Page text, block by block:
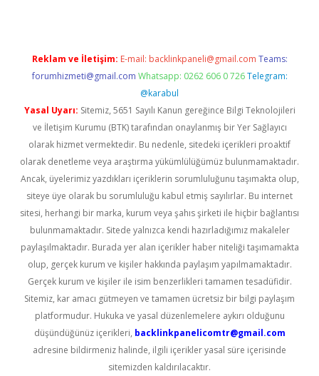
Reklam ve İletişim: E-mail: backlinkpaneli@gmail.com Teams:
forumhizmeti@gmail.com Whatsapp: 0262 606 0 726 Telegram:
@karabul
Yasal Uyarı: Sitemiz, 5651 Sayılı Kanun gereğince Bilgi Teknolojileri
ve İletişim Kurumu (BTK) tarafından onaylanmış bir Yer Sağlayıcı
olarak hizmet vermektedir. Bu nedenle, sitedeki içerikleri proaktif
olarak denetleme veya araştırma yükümlülüğümüz bulunmamaktadır.
Ancak, üyelerimiz yazdıkları içeriklerin sorumluluğunu taşımakta olup,
siteye üye olarak bu sorumluluğu kabul etmiş sayılırlar. Bu internet
sitesi, herhangi bir marka, kurum veya şahıs şirketi ile hiçbir bağlantısı
bulunmamaktadır. Sitede yalnızca kendi hazırladığımız makaleler
paylaşılmaktadır. Burada yer alan içerikler haber niteliği taşımamakta
olup, gerçek kurum ve kişiler hakkında paylaşım yapılmamaktadır.
Gerçek kurum ve kişiler ile isim benzerlikleri tamamen tesadüfidir.
Sitemiz, kar amacı gütmeyen ve tamamen ücretsiz bir bilgi paylaşım
platformudur. Hukuka ve yasal düzenlemelere aykırı olduğunu
düşündüğünüz içerikleri, backlinkpanelicomtr@gmail.com
adresine bildirmeniz halinde, ilgili içerikler yasal süre içerisinde
sitemizden kaldırılacaktır.